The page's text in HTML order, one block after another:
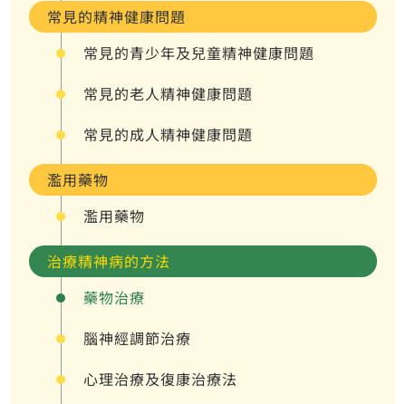
常見的精神健康問題
常見的青少年及兒童精神健康問題
常見的老人精神健康問題
常見的成人精神健康問題
濫用藥物
濫用藥物
治療精神病的方法
藥物治療
腦神經調節治療
心理治療及復康治療法